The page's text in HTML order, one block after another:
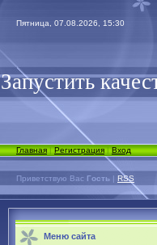
Пятница, 07.08.2026, 15:30
Запустить
Главная|Регистрация|Вход
Приветствую Вас Гость | RSS
Меню сайта